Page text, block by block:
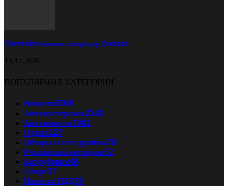
Chevrolet обновил спорткар Camaro
13.12.2020
ПОПУЛЯРНЫЕ КАТЕГОРИИ
Новости5068
Автомастерская2343
Автоновости1081
Отдых127
Обзоры и тест драйвы78
Российский автопром52
Без рубрики48
Спорт37
Новости ПДД35